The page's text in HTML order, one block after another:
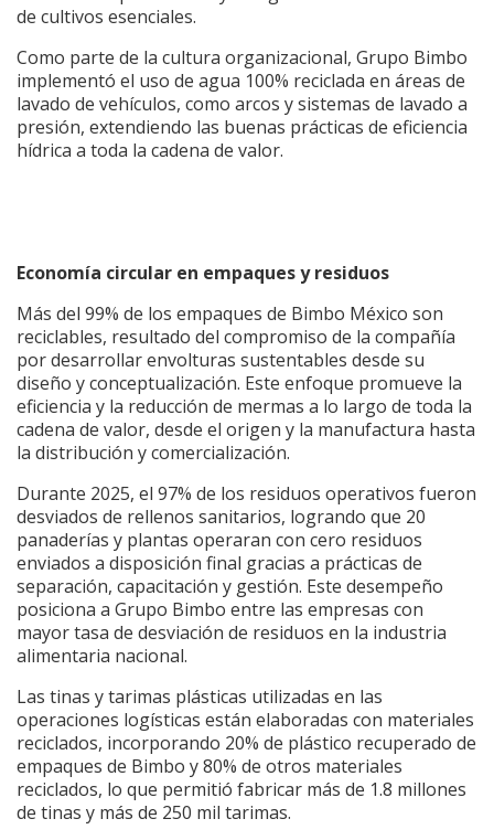
de cultivos esenciales.
Como parte de la cultura organizacional, Grupo Bimbo
implementó el uso de agua 100% reciclada en áreas de
lavado de vehículos, como arcos y sistemas de lavado a
presión, extendiendo las buenas prácticas de eficiencia
hídrica a toda la cadena de valor.
Economía circular en empaques y residuos
Más del 99% de los empaques de Bimbo México son
reciclables, resultado del compromiso de la compañía
por desarrollar envolturas sustentables desde su
diseño y conceptualización. Este enfoque promueve la
eficiencia y la reducción de mermas a lo largo de toda la
cadena de valor, desde el origen y la manufactura hasta
la distribución y comercialización.
Durante 2025, el 97% de los residuos operativos fueron
desviados de rellenos sanitarios, logrando que 20
panaderías y plantas operaran con cero residuos
enviados a disposición final gracias a prácticas de
separación, capacitación y gestión. Este desempeño
posiciona a Grupo Bimbo entre las empresas con
mayor tasa de desviación de residuos en la industria
alimentaria nacional.
Las tinas y tarimas plásticas utilizadas en las
operaciones logísticas están elaboradas con materiales
reciclados, incorporando 20% de plástico recuperado de
empaques de Bimbo y 80% de otros materiales
reciclados, lo que permitió fabricar más de 1.8 millones
de tinas y más de 250 mil tarimas.